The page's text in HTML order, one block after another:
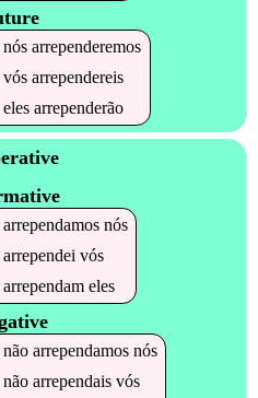
nósarrependeremos
vósarrependereis
elesarrependerão
arrependamosnós
arrependei vós
arrependameles
não arrependamosnós
não arrependaisvós